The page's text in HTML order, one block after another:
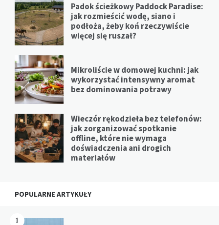
Padok ścieżkowy Paddock Paradise:
jak rozmieścić wodę, siano i
podłoża, żeby koń rzeczywiście
więcej się ruszał?
Mikroliście w domowej kuchni: jak
wykorzystać intensywny aromat
bez dominowania potrawy
Wieczór rękodzieła bez telefonów:
jak zorganizować spotkanie
offline, które nie wymaga
doświadczenia ani drogich
materiałów
POPULARNE ARTYKUŁY
1